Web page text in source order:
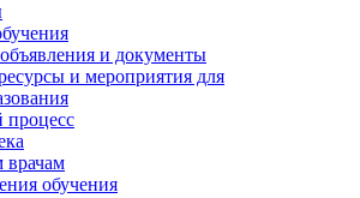
и документы
и мероприятия для
врачам
обучения